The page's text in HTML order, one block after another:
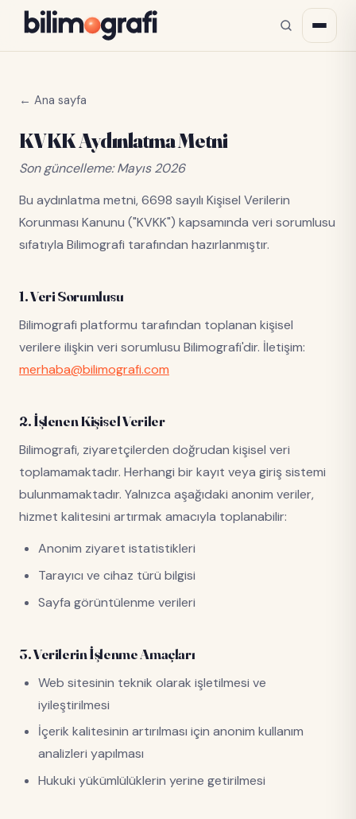
← Ana sayfa
KVKK Aydınlatma Metni
Son güncelleme: Mayıs 2026
Bu aydınlatma metni, 6698 sayılı Kişisel Verilerin
Korunması Kanunu ("KVKK") kapsamında veri sorumlusu
sıfatıyla Bilimografi tarafından hazırlanmıştır.
1. Veri Sorumlusu
Bilimografi platformu tarafından toplanan kişisel
verilere ilişkin veri sorumlusu Bilimografi'dir. İletişim:
merhaba@bilimografi.com
2. İşlenen Kişisel Veriler
Bilimografi, ziyaretçilerden doğrudan kişisel veri
toplamamaktadır. Herhangi bir kayıt veya giriş sistemi
bulunmamaktadır. Yalnızca aşağıdaki anonim veriler,
hizmet kalitesini artırmak amacıyla toplanabilir:
Anonim ziyaret istatistikleri
Tarayıcı ve cihaz türü bilgisi
Sayfa görüntülenme verileri
3. Verilerin İşlenme Amaçları
Web sitesinin teknik olarak işletilmesi ve
iyileştirilmesi
İçerik kalitesinin artırılması için anonim kullanım
analizleri yapılması
Hukuki yükümlülüklerin yerine getirilmesi